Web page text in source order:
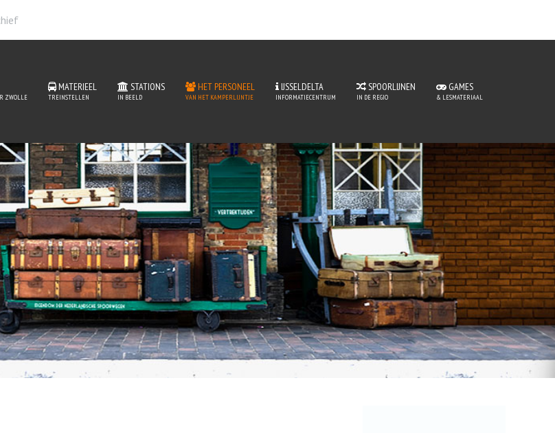
ZWOLLE
MATERIEEL
TREINSTELLEN
STATIONS
IN BEELD
HET PERSONEEL
VAN HET KAMPERLIJNTJE
IJSSELDELTA
INFORMATIECENTRUM
SPOORLIJNEN
IN DE REGIO
GAMES
& LESMATERIAAL
van het Kamperlijntje
READ MORE